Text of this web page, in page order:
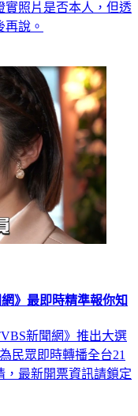
實照片是否本人，但透
說。
》最即時精準報你知
新聞網》推出大選
民眾即時轉播全台21
最新開票資訊請鎖定